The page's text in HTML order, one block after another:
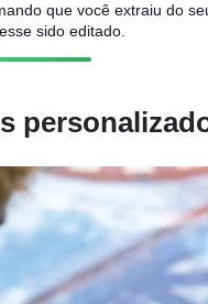
que você extraiu do
sido editado.